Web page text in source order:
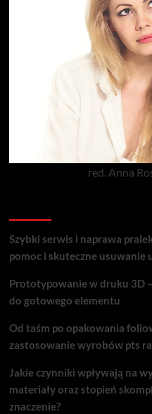
red. Anna
Szybki serwis i naprawa
pomoc i skuteczne usuwanie
Prototypowanie w druku 3D
do gotowego elementu
Od taśm po opakowania
zastosowanie wyrobów pts
Jakie czynniki wpływają na
materiały oraz stopień
znaczenie?